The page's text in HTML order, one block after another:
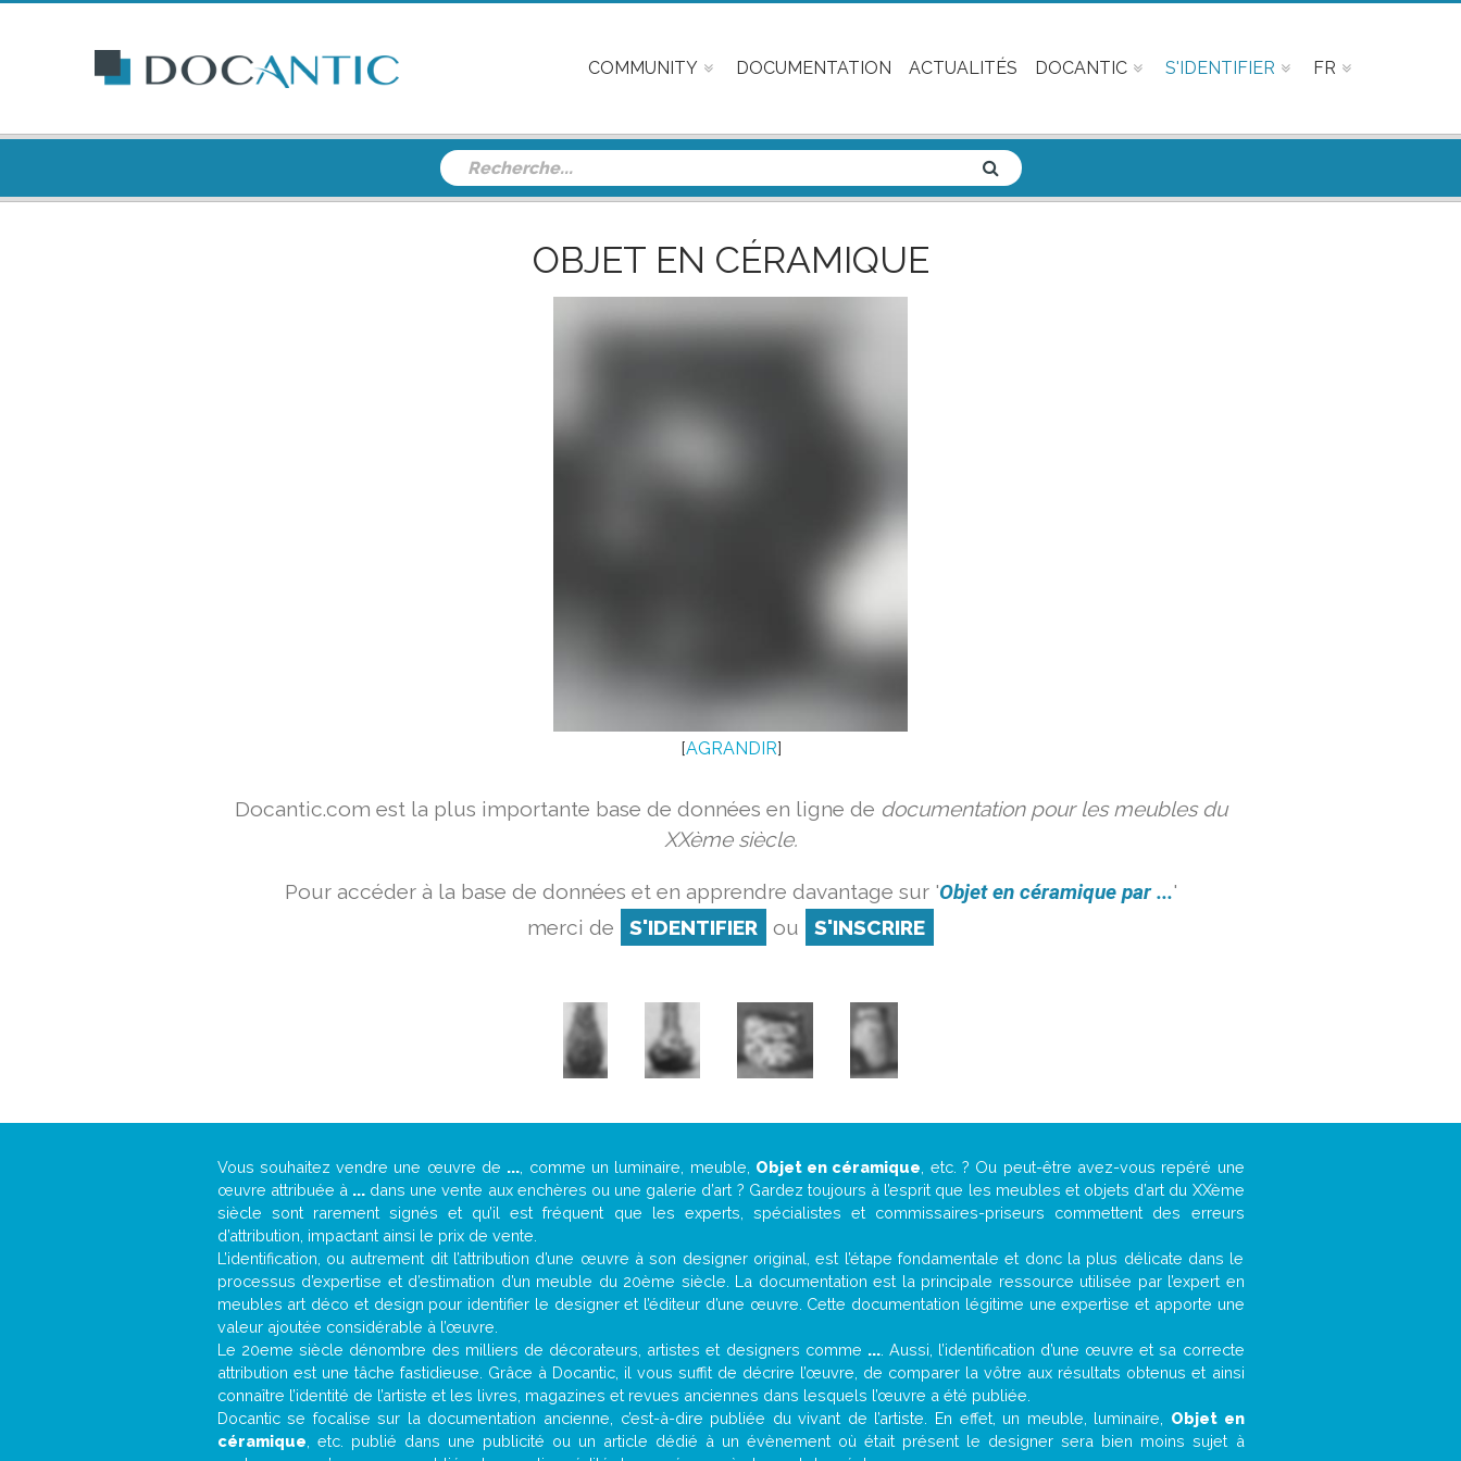
COMMUNITY DOCUMENTATION ACTUALITÉS DOCANTIC S'IDENTIFIER FR
OBJET EN CÉRAMIQUE
[AGRANDIR]
Docantic.com est la plus importante base de données en ligne de documentation pour les meubles du
XXème siècle.
Pour accéder à la base de données et en apprendre davantage sur 'Objet en céramique par ...'
merci de
S'IDENTIFIER ou S'INSCRIRE
Vous souhaitez vendre une œuvre de ... , comme un luminaire, meuble, Objet en céramique , etc. ? Ou peut-être avez-vous repéré une
œuvre attribuée à ...dans une vente aux enchères ou une galerie d’art ? Gardez toujours à l’esprit que les meubles et objets d’art du XXème
siècle sont rarement signés et qu’il est fréquent que les experts, spécialistes et commissaires-priseurs commettent des erreurs
d’attribution, impactant ainsi le prix de vente.
L’identification, ou autrement dit l’attribution d’une œuvre à son designer original, est l’étape fondamentale et donc la plus délicate dans le
processus d’expertise et d’estimation d’un meuble du 20ème siècle. La documentation est la principale ressource utilisée par l’expert en
meubles art déco et design pour identifier le designer et l’éditeur d’une œuvre. Cette documentation légitime une expertise et apporte une
valeur ajoutée considérable à l’œuvre.
Le 20eme siècle dénombre des milliers de décorateurs, artistes et designers comme .... Aussi, l’identification d’une œuvre et sa correcte
attribution est une tâche fastidieuse. Grâce à Docantic, il vous suffit de décrire l’œuvre, de comparer la vôtre aux résultats obtenus et ainsi
connaître l’identité de l’artiste et les livres, magazines et revues anciennes dans lesquels l’œuvre a été publiée.
Docantic se focalise sur la documentation ancienne, c’est-à-dire publiée du vivant de l’artiste. En effet, un meuble, luminaire, Objet en
céramique , etc. publié dans une publicité ou un article dédié à un évènement où était présent le designer sera bien moins sujet à